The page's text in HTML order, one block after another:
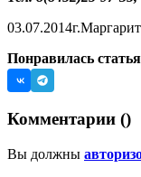
03.07.2014г.
Понравилась
Комментарии ()
Вы должны